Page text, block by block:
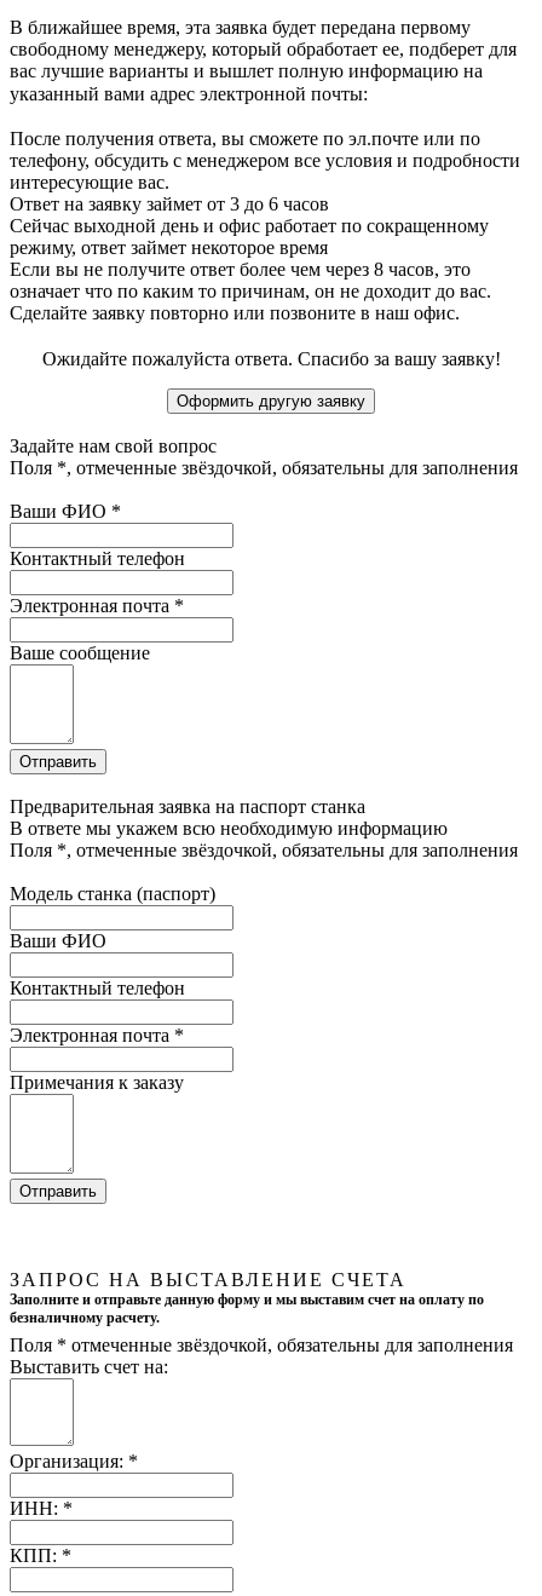
В ближайшее время, эта заявка будет передана первому
свободному менеджеру, который обработает ее, подберет для
вас лучшие варианты и вышлет полную информацию на
указанный вами адрес электронной почты:
После получения ответа, вы сможете по эл.почте или по
телефону, обсудить с менеджером все условия и подробности
интересующие вас.
Ответ на заявку займет от 3 до 6 часов
Сейчас выходной день и офис работает по сокращенному
режиму, ответ займет некоторое время
Если вы не получите ответ более чем через 8 часов, это
означает что по каким то причинам, он не доходит до вас.
Сделайте заявку повторно или позвоните в наш офис.
Ожидайте пожалуйста ответа. Спасибо за вашу заявку!
Задайте нам свой вопрос
Поля *, отмеченные звёздочкой, обязательны для заполнения
Ваши ФИО *
Контактный телефон
Электронная почта *
Ваше сообщение
Предварительная заявка на паспорт станка
В ответе мы укажем всю необходимую информацию
Поля *, отмеченные звёздочкой, обязательны для заполнения
Модель станка (паспорт)
Ваши ФИО
Контактный телефон
Электронная почта *
Примечания к заказу
ЗАПРОС НА ВЫСТАВЛЕНИЕ СЧЕТА
Заполните и отправьте данную форму и мы выставим счет на оплату по
безналичному расчету.
Поля * отмеченные звёздочкой, обязательны для заполнения
Выставить счет на:
Организация: *
ИНН: *
КПП: *